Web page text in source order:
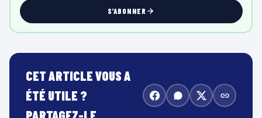
S'ABONNER
CET ARTICLE VOUS A
ÉTÉ UTILE ?